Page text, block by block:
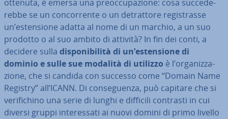
ottenuta, è emersa una pre­oc­cu­pa­zio­ne: cosa suc­ce­de­
reb­be se un con­cor­ren­te o un de­trat­to­re re­gi­stras­se
un’esten­sio­ne adatta al nome di un marchio, a un suo
prodotto o al suo ambito di attività? In fin dei conti, a
decidere sulla di­spo­ni­bi­li­tà di un’esten­sio­ne di
dominio e sulle sue modalità di utilizzo è l’or­ga­niz­za­
zio­ne, che si candida con successo come “Domain Name
Registry” all’ICANN. Di con­se­guen­za, può capitare che si
ve­ri­fi­chi­no una serie di lunghi e difficili contrasti in cui
diversi gruppi in­te­res­sa­ti ai nuovi domini di primo livello